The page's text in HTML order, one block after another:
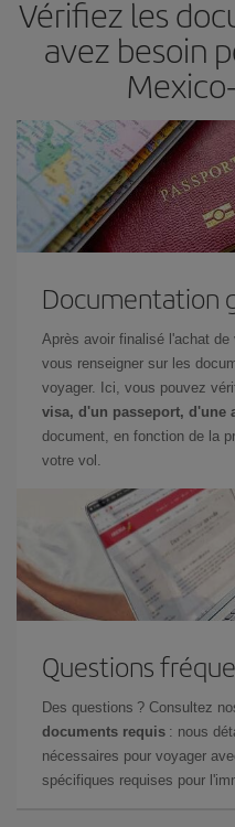
Vérifiez les
avez besoin
Documentation
Après avoir finalisé l'achat de
vous renseigner sur les
voyager. Ici, vous pouvez
visa, d'un passeport, d'une
document, en fonction de la
votre vol.
Questions
Des questions ? Consultez
documents requis : nous
nécessaires pour voyager
spécifiques requises pour